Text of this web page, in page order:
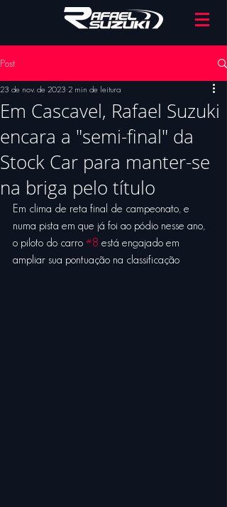
Post
Em Cascavel, Rafael Suzuki
encara a "semi-final" da
Stock Car para manter-se
na briga pelo título
23 de nov. de 2023 2 min de leitura
Em clima de reta final de campeonato, e
numa pista em que já foi ao pódio nesse ano,
o piloto do carro #8 está engajado em
ampliar sua pontuação na classificação